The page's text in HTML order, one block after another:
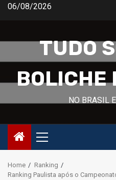
Skip06/08/2026
TUDO
BOLICHE
NO BRASIL
Primary
Menu
Home
Ranking
Ranking Paulista após o